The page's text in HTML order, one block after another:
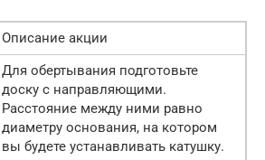
Описание акции
Для обертывания подготовьте
доску с направляющими.
Расстояние между ними равно
диаметру основания, на котором
вы будете устанавливать катушку.